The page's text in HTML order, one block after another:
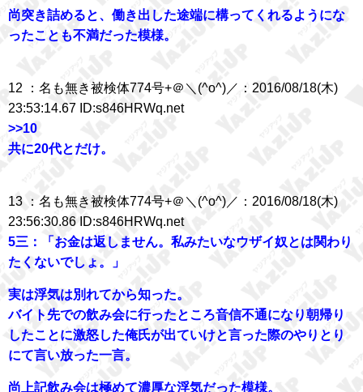
尚突き詰めると、働き出した途端に構ってくれるようにな
ったことも不満だった模様。
12 ：名も無き被検体774号+＠＼(^o^)／：2016/08/18(木)
23:53:14.67 ID:s846HRWq.net
>>10
共に20代とだけ。
13 ：名も無き被検体774号+＠＼(^o^)／：2016/08/18(木)
23:56:30.86 ID:s846HRWq.net
5三：「お金は返しません。私みたいなウザイ奴とは関わり
たくないでしょ。」
実は浮気は別れてから知った。
バイト先での飲み会に行ったところ音信不通になり朝帰り
したことに激怒した俺氏が出ていけと言った際のやりとり
にて言い放った一言。
尚上記飲み会は極めて濃厚な浮気だった模様。